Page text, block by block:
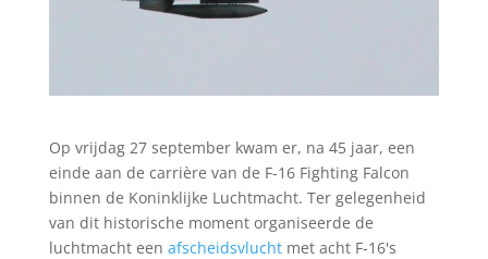
Op vrijdag 27 september kwam er, na 45 jaar, een
einde aan de carrière van de F-16 Fighting Falcon
binnen de Koninklijke Luchtmacht. Ter gelegenheid
van dit historische moment organiseerde de
luchtmacht een afscheidsvlucht met acht F-16's